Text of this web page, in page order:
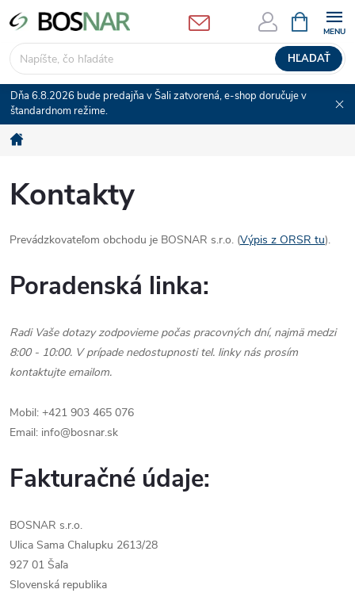
Prejsť
na
obsah
HĽADAŤ
KOŠÍK
Dňa 6.8.2026 bude predajňa v Šali zatvorená, e-shop doručuje v
štandardnom režime.
Domov
Kontakty
Prevádzkovateľom obchodu je BOSNAR s.r.o. (Výpis z ORSR tu).
Poradenská linka:
Radi Vaše dotazy zodpovieme počas pracovných dní, najmä medzi
8:00 - 10:00. V prípade nedostupnosti tel. linky nás prosím
kontaktujte emailom.
Mobil: +421 903 465 076
Email: info@bosnar.sk
Fakturačné údaje:
BOSNAR s.r.o.
Ulica Sama Chalupku 2613/28
927 01 Šaľa
Slovenská republika